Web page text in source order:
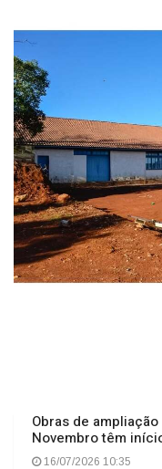
Obras de
Novembro têm
16/07/2026 10:35